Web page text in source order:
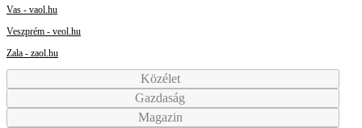
Vas - vaol.hu
Veszprém - veol.hu
Zala - zaol.hu
Közélet
Gazdaság
Magazin